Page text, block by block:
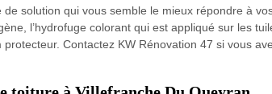
solution qui vous semble le mieux répondre à
l’hydrofuge colorant qui est appliqué sur les
Contactez KW Rénovation 47 si vous